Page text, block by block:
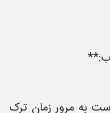
مرور زمان ترک